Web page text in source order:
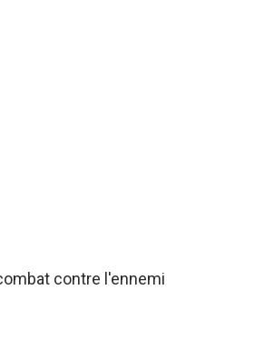
contre l'ennemi